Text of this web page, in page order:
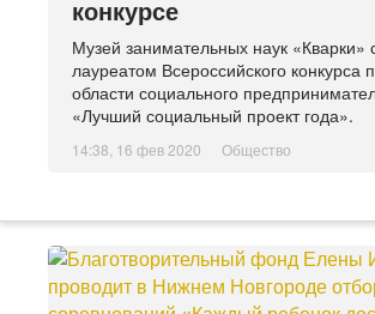
конкурсе
Музей занимательных наук «Кварки»
лауреатом Всероссийского конкурса
области социального
«Лучший социальный проект года».
14:38, 16 фев 2020 Общество